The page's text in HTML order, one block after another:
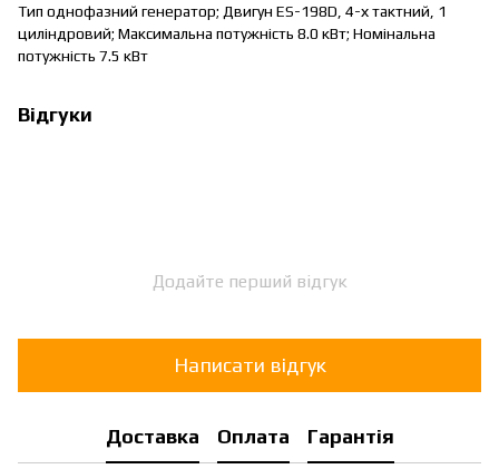
Тип однофазний генератор; Двигун ES-198D, 4-х тактний, 1
циліндровий; Максимальна потужність 8.0 кВт; Номінальна
потужність 7.5 кВт
Відгуки
Додайте перший відгук
Написати відгук
Доставка Оплата Гарантія